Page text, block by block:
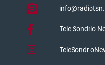
Tele Sondrio